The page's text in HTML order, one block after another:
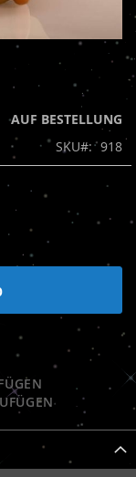
AUF BESTELLUNG
SKU
918